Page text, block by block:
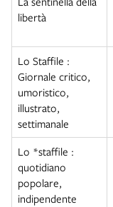
libertà
Lo Staffile :
Giornale critico,
umoristico,
illustrato,
settimanale
Lo *staffile :
quotidiano
popolare,
indipendente